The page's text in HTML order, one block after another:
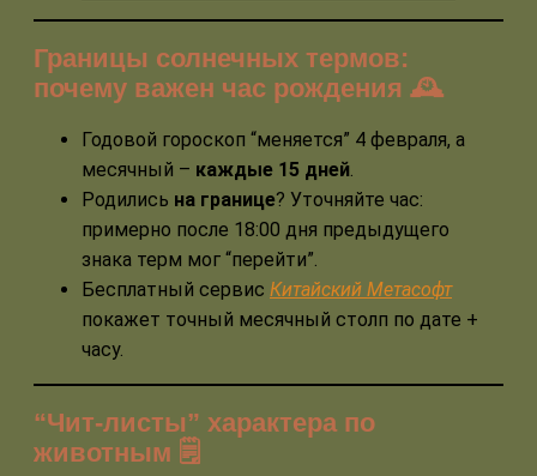
Границы солнечных термов:
почему важен час рождения 🕰️
Годовой гороскоп “меняется” 4 февраля, а
месячный – каждые 15 дней.
Родились на границе? Уточняйте час:
примерно после 18:00 дня предыдущего
знака терм мог “перейти”.
Бесплатный сервис Китайский Метасофт
покажет точный месячный столп по дате +
часу.
“Чит-листы” характера по
животным 🗒️